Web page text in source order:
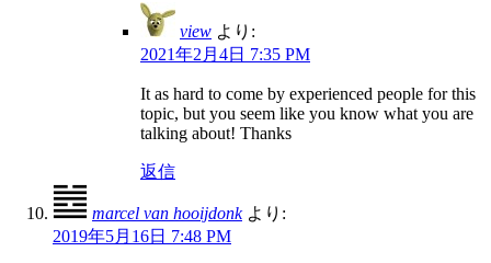
view より:
2021年2月4日 7:35 PM
It as hard to come by experienced people for this
topic, but you seem like you know what you are
talking about! Thanks
返信
marcel van hooijdonk より:
2019年5月16日 7:48 PM